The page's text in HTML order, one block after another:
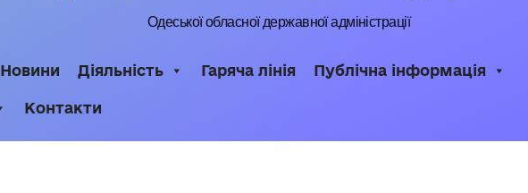
Одеської обласної державної адміністрації
Новини Діяльність Гаряча лінія Публічна інформація
Контакти